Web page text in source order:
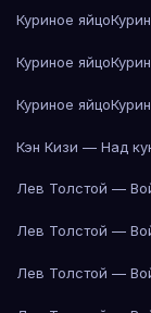
Куриное яйцо
Куриное яйцо
Куриное яйцо
Кэн Кизи — Над
Лев Толстой —
Лев Толстой —
Лев Толстой —